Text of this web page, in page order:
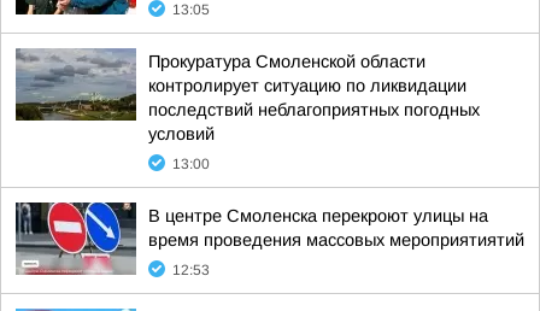
13:05
Прокуратура Смоленской области
контролирует ситуацию по ликвидации
последствий неблагоприятных погодных
условий
13:00
В центре Смоленска перекроют улицы на
время проведения массовых мероприятиятий
12:53